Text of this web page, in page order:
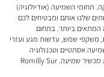
תחומי השמיעה (אודיולוגיה)
שלנו אותם ומבטיחים לכם
ביותר. בתחום
משקפי שמש, עדשות מגע ועזרי
אסתטיים וטכנולוגיה
מתקדמת, אנחנו מאפשרים לכל אדם הנזקק לכך לשאת מכשיר שמיעה. Romilly Sur